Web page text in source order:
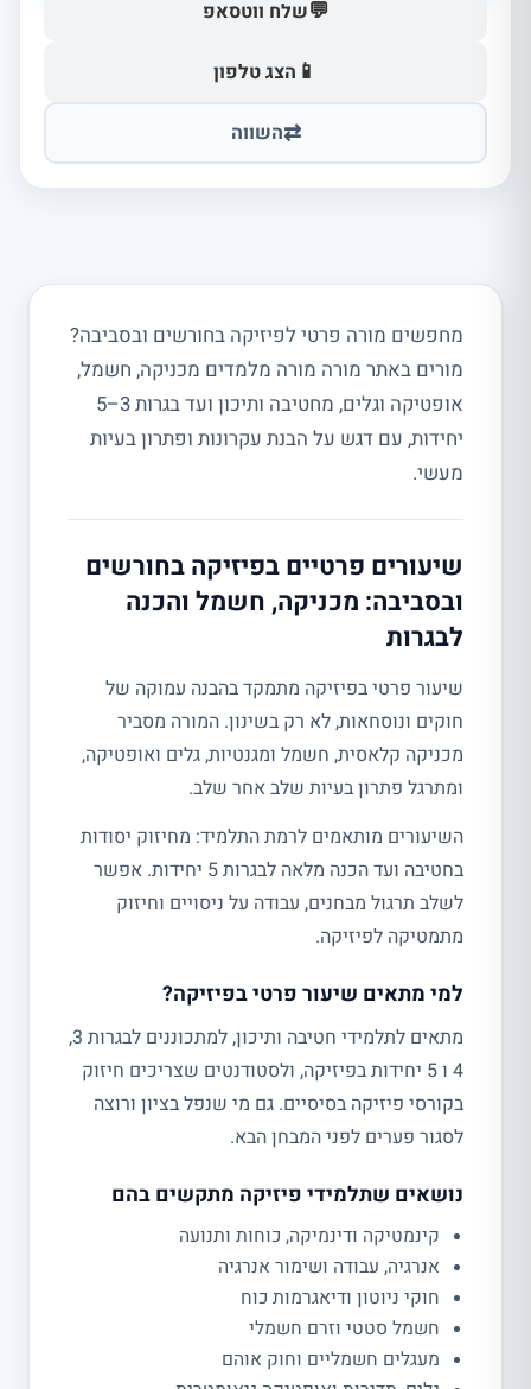
💬שלח ווטסאפ
📱 הצג טלפון
⇄השווה
מחפשים מורה פרטי לפיזיקה בחורשים ובסביבה?
מורים באתר מורה מורה מלמדים מכניקה, חשמל,
אופטיקה וגלים, מחטיבה ותיכון ועד בגרות 3–5
יחידות, עם דגש על הבנת עקרונות ופתרון בעיות
מעשי.
שיעורים פרטיים בפיזיקה בחורשים
ובסביבה: מכניקה, חשמל והכנה
לבגרות
שיעור פרטי בפיזיקה מתמקד בהבנה עמוקה של
חוקים ונוסחאות, לא רק בשינון. המורה מסביר
מכניקה קלאסית, חשמל ומגנטיות, גלים ואופטיקה,
ומתרגל פתרון בעיות שלב אחר שלב.
השיעורים מותאמים לרמת התלמיד: מחיזוק יסודות
בחטיבה ועד הכנה מלאה לבגרות 5 יחידות. אפשר
לשלב תרגול מבחנים, עבודה על ניסויים וחיזוק
מתמטיקה לפיזיקה.
למי מתאים שיעור פרטי בפיזיקה?
מתאים לתלמידי חטיבה ותיכון, למתכוננים לבגרות 3,
4 ו 5 יחידות בפיזיקה, ולסטודנטים שצריכים חיזוק
בקורסי פיזיקה בסיסיים. גם מי שנפל בציון ורוצה
לסגור פערים לפני המבחן הבא.
נושאים שתלמידי פיזיקה מתקשים בהם
קינמטיקה ודינמיקה, כוחות ותנועה
אנרגיה, עבודה ושימור אנרגיה
חוקי ניוטון ודיאגרמות כוח
חשמל סטטי וזרם חשמלי
מעגלים חשמליים וחוק אוהם